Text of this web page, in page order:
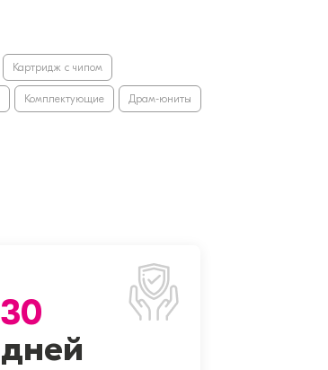
Картридж с чипом
Комплектующие Драм-юниты
30
дней